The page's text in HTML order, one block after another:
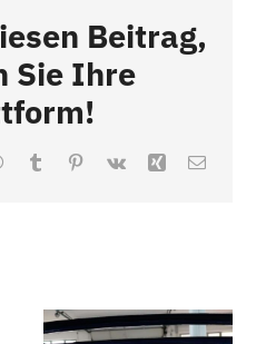
Beitrag,
Sie Ihre
WhatsApp
TumblrPinterest
Vk Xing Email
della